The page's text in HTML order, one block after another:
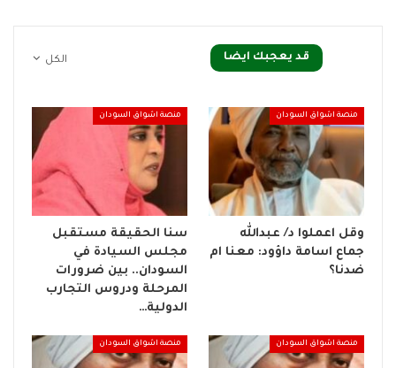
الكل قد يعجبك ايضا
منصة اشواق السودان
وقل اعملوا د/ عبدالله
جماع اسامة داؤود: معنا ام
ضدنا؟
منصة اشواق السودان
سنا الحقيقة مستقبل
مجلس السيادة في
السودان.. بين ضرورات
المرحلة ودروس التجارب
الدولية…
منصة اشواق السودان منصة اشواق السودان